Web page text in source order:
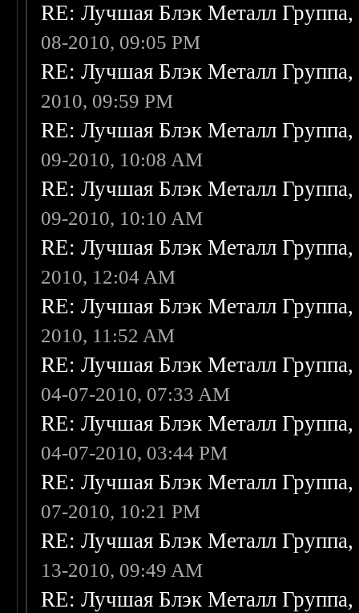
RE: Лучшая Блэк Металл
08-2010, 09:05 PM
RE: Лучшая Блэк Металл
2010, 09:59 PM
RE: Лучшая Блэк Металл
09-2010, 10:08 AM
RE: Лучшая Блэк Металл
09-2010, 10:10 AM
RE: Лучшая Блэк Металл
2010, 12:04 AM
RE: Лучшая Блэк Металл
2010, 11:52 AM
RE: Лучшая Блэк Металл
04-07-2010, 07:33 AM
RE: Лучшая Блэк Металл
04-07-2010, 03:44 PM
RE: Лучшая Блэк Металл
07-2010, 10:21 PM
RE: Лучшая Блэк Металл
13-2010, 09:49 AM
RE: Лучшая Блэк Металл